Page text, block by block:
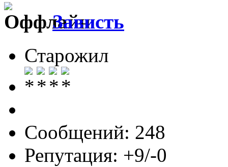
Зависть
Старожил
Сообщений: 248
Репутация: +9/-0